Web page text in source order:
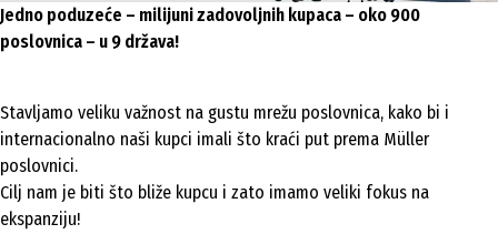
Jedno poduzeće – milijuni zadovoljnih kupaca – oko 900
poslovnica – u 9 država!
Stavljamo veliku važnost na gustu mrežu poslovnica, kako bi i
internacionalno naši kupci imali što kraći put prema Müller
poslovnici.
Cilj nam je biti što bliže kupcu i zato imamo veliki fokus na
ekspanziju!